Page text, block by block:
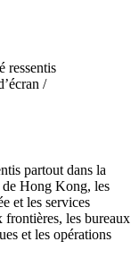
ressentis
/
partout dans la
Hong Kong, les
et les services
frontières, les bureaux
et les opérations